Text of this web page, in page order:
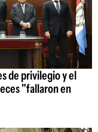
de privilegio y el
"fallaron en